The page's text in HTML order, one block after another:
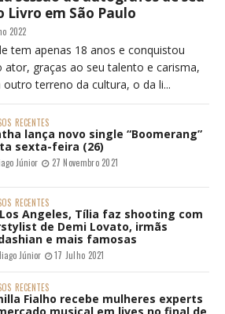
Livro em São Paulo
2022
tem apenas 18 anos e conquistou
graças ao seu talento e carisma,
terreno da cultura, o da li...
RECENTES
lança novo single “Boomerang”
sexta-feira (26)
Júnior 27 Novembro 2021
RECENTES
Angeles, Tília faz shooting com
de Demi Lovato, irmãs
e mais famosas
Júnior 17 Julho 2021
RECENTES
Fialho recebe mulheres experts
musical em lives no final de